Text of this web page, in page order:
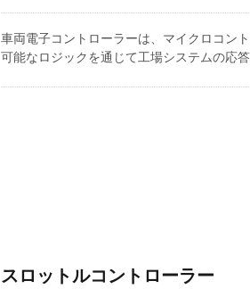
車両電子コントローラーは、マイクロコン
可能なロジックを通じて工場システムの応
スロットルコントローラー